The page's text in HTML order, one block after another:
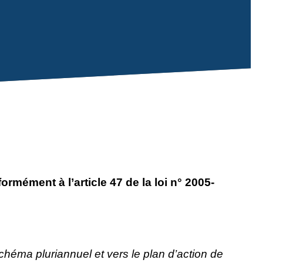
à l’article 47 de la loi n° 2005-
pluriannuel et vers le plan d’action de